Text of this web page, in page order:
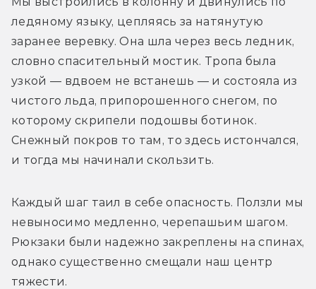
ледяному языку, цепляясь за натянутую
заранее веревку. Она шла через весь ледник,
словно спасительный мостик. Тропа была
узкой — вдвоем не встанешь — и состояла из
чистого льда, припорошенного снегом, по
которому скрипели подошвы ботинок.
Снежный покров то там, то здесь истончался,
и тогда мы начинали скользить.
Каждый шаг таил в себе опасность. Ползли мы
невыносимо медленно, черепашьим шагом.
Рюкзаки были надежно закреплены на спинах,
однако существенно смещали наш центр
тяжести.